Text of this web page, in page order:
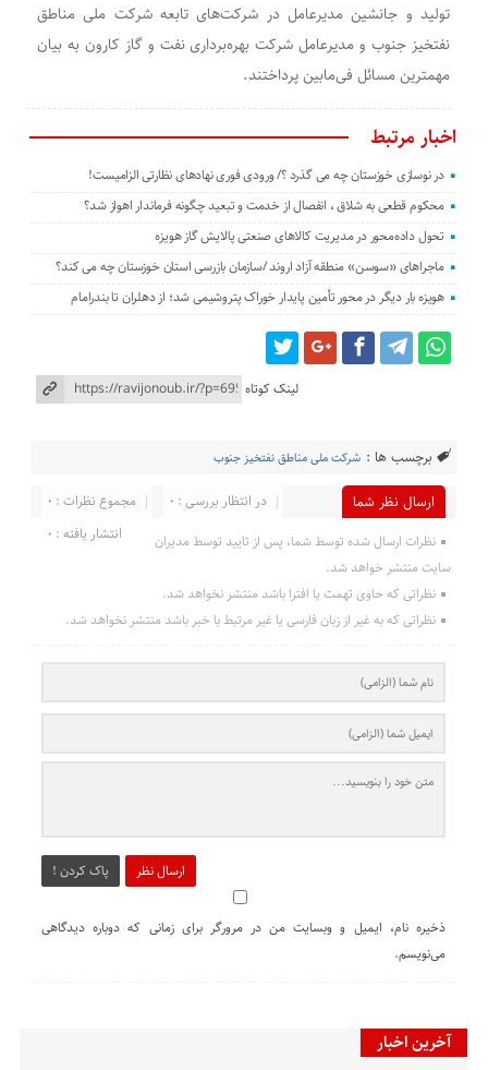
تولید و جانشین مدیرعامل در شرکت‌های تابعه شرکت ملی مناطق
نفتخیز جنوب و مدیرعامل شرکت بهره‌برداری نفت و گاز کارون به بیان
مهمترین مسائل فی‌مابین پرداختند.
اخبار مرتبط
در نوسازی خوزستان چه می گذرد ؟/ ورودی فوری نهادهای نظارتی الزامیست!
محکوم قطعی به شلاق ، انفصال از خدمت و تبعید چگونه فرماندار اهواز شد؟
تحول داده‌محور در مدیریت کالاهای صنعتی پالایش گاز هویزه
ماجراهای «سوسن» منطقه آزاد اروند /سازمان بازرسی استان خوزستان چه می کند؟
هویزه بار دیگر در محور تأمین پایدار خوراک پتروشیمی شد؛ از دهلران تا بندرامام
لینک کوتاه
برچسب ها : شرکت ملی مناطق نفتخیز جنوب
ارسال نظر شما مجموع نظرات : 0
در انتظار بررسی : 0
انتشار یافته : 0
نظرات ارسال شده توسط شما، پس از تایید توسط مدیران
سایت منتشر خواهد شد.
نظراتی که حاوی تهمت یا افترا باشد منتشر نخواهد شد.
نظراتی که به غیر از زبان فارسی یا غیر مرتبط با خبر باشد منتشر نخواهد شد.
ارسال نظر پاک کردن !
ذخیره نام، ایمیل و وبسایت من در مرورگر برای زمانی که دوباره دیدگاهی
می‌نویسم.
آخرین اخبار